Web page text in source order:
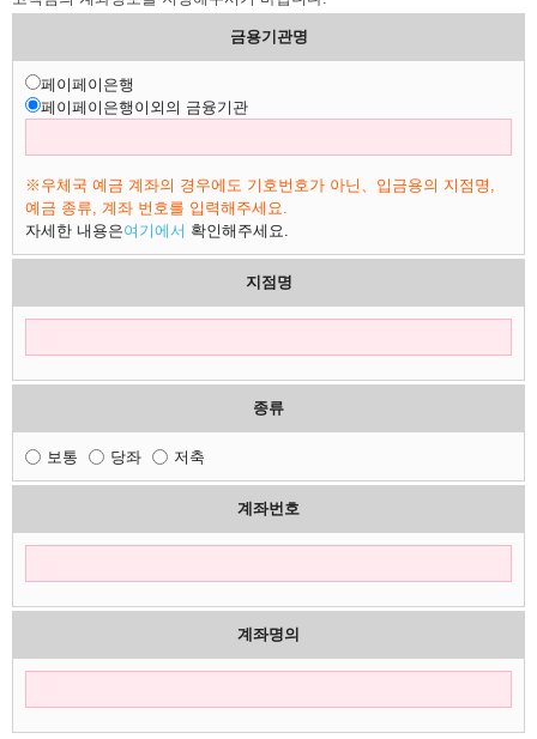
금용기관명
페이페이은행
페이페이은행이외의 금융기관
※우체국 예금 계좌의 경우에도 기호번호가 아닌、입금용의 지점명,
예금 종류, 계좌 번호를 입력해주세요.
자세한 내용은여기에서 확인해주세요.
지점명
종류
보통 당좌 저축
계좌번호
계좌명의